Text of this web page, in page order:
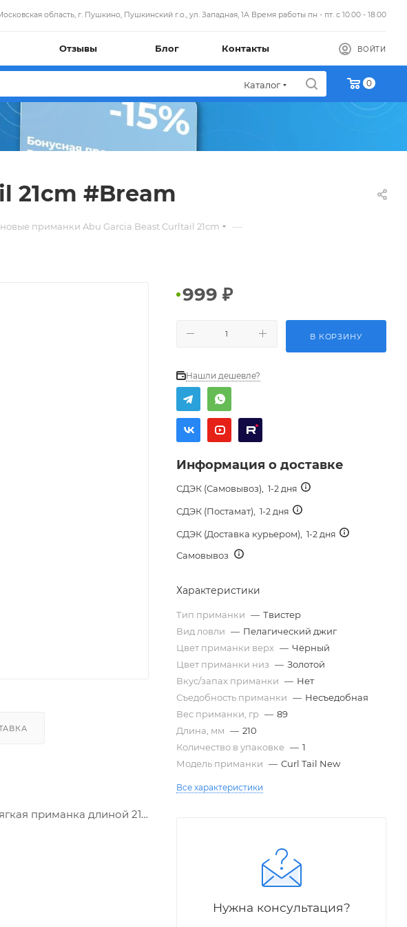
область, г. Пушкино, Пушкинский г.о., ул. Западная, 1А Время работы пн - пт. с 10.00 - 18.00
Отзывы Блог Контакты ВОЙТИ
Каталог 0
21cm #Bream
приманки Abu Garcia Beast Curltail 21cm —
приманка длиной 21
999 ₽
В КОРЗИНУ
Нашли дешевле?
Информация о доставке
СДЭК (Самовывоз), 1-2 дня
СДЭК (Постамат), 1-2 дня
СДЭК (Доставка курьером), 1-2 дня
Самовывоз
Характеристики
Тип приманки — Твистер
Вид ловли — Пелагический джиг
Цвет приманки верх — Чёрный
Цвет приманки низ — Золотой
Вкус/запах приманки — Нет
Съедобность приманки — Несъедобная
Вес приманки, гр — 89
Длина, мм — 210
Количество в упаковке — 1
Модель приманки — Curl Tail New
Все характеристики
Нужна консультация?